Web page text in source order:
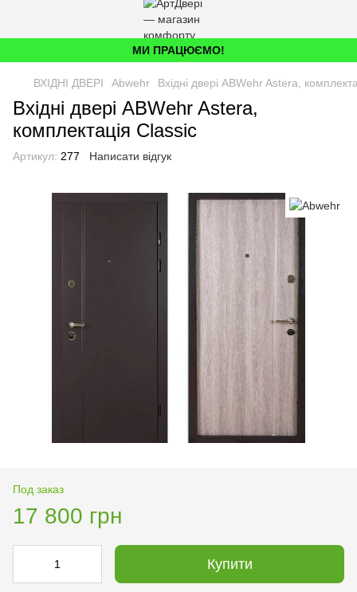
МИ ПРАЦЮЄМО!
ВХІДНІ ДВЕРІ Abwehr Вхідні двері ABWehr Astera,
Вхідні двері ABWehr Astera,
комплектація Classic
Артикул: 277 Написати відгук
Под заказ
17 800 грн
Купити